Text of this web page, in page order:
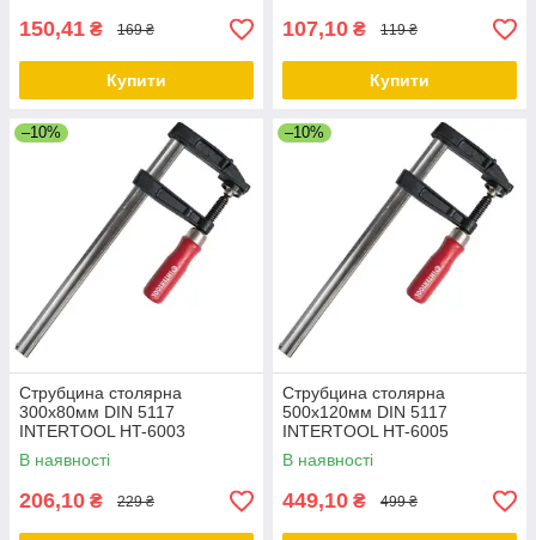
150,41 ₴ 169 ₴
Купити
107,10 ₴ 119 ₴
Купити
–10%
Струбцина столярна
300х80мм DIN 5117
INTERTOOL HT-6003
В наявності
206,10 ₴ 229 ₴
–10%
Струбцина столярна
500х120мм DIN 5117
INTERTOOL HT-6005
В наявності
449,10 ₴ 499 ₴